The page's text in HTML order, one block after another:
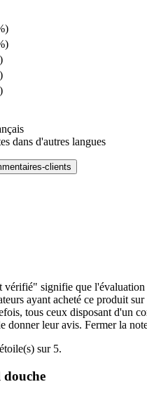
dans d'autres langues
clients
vérifié" signifie que l'évaluation
ayant acheté ce produit
tous ceux disposant d'un
donner leur avis. Fermer la
sur 5.
douche